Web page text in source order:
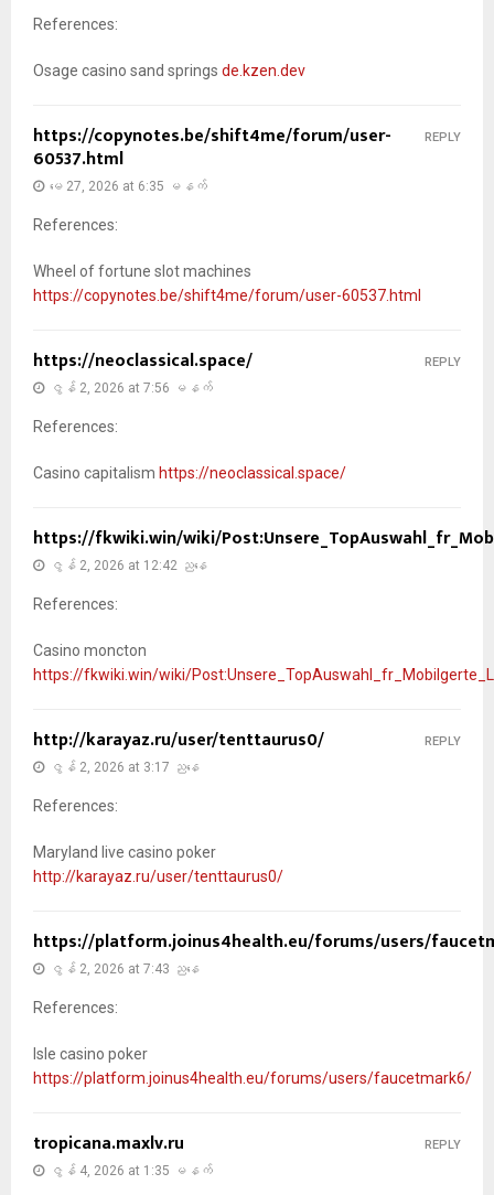
References:
Osage casino sand springs de.kzen.dev
https://copynotes.be/shift4me/forum/user-
60537.html
မေ 27, 2026 at 6:35 မနက်
References:
Wheel of fortune slot machines
https://copynotes.be/shift4me/forum/user-60537.html
REPLY
https://neoclassical.space/
ဇွန် 2, 2026 at 7:56 မနက်
References:
Casino capitalism https://neoclassical.space/
REPLY
https://fkwiki.win/wiki/
ဇွန် 2, 2026 at 12:42 ညနေ
References:
Casino moncton
https://fkwiki.win/wiki/
http://karayaz.ru/user/tenttaurus0/
ဇွန် 2, 2026 at 3:17 ညနေ
References:
Maryland live casino poker
http://karayaz.ru/user/tenttaurus0/
REPLY
https://platform.joinus4health.eu/forums/users/
ဇွန် 2, 2026 at 7:43 ညနေ
References:
Isle casino poker
https://platform.joinus4health.eu/forums/users/faucetmark6/
tropicana.maxlv.ru
ဇွန် 4, 2026 at 1:35 မနက်
REPLY